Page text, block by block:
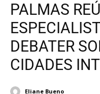
PALMAS
DEBATER
CIDADES
Eliane Bueno